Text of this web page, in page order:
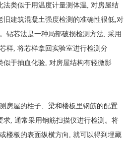
法类似于用温度计量测体温, 对房屋结
旧建筑混凝土强度检测的准确性很低,对
钻芯法是一种局部破损检测方法, 采用
样, 将芯样拿回实验室进行检测分
似于抽血化验, 对房屋结构有轻微影
房屋的柱子、梁和楼板里钢筋的配置
求, 通常采用钢筋扫描仪进行检测。将
楼板的表面纵横方向, 就可以得到埋藏